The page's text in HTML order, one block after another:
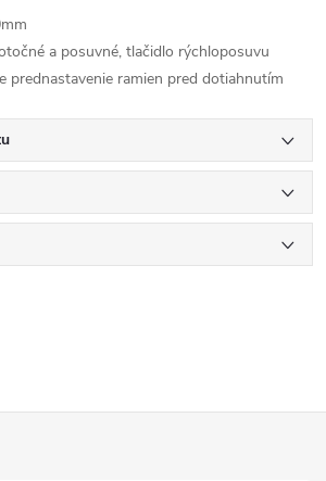
a posuvné, tlačidlo rýchloposuvu
prednastavenie ramien pred dotiahnutím